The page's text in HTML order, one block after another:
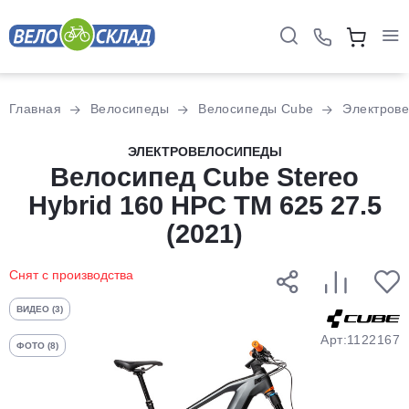
Главная Велосипеды Велосипеды Cube
ЭЛЕКТРОВЕЛОСИПЕДЫ
Велосипед Cube Stereo
Hybrid 160 HPC TM 625 27.5
(2021)
Снят с производства
ВИДЕО (3)
ФОТО (8) Арт:1122167
Разбейте
оплатуна части
без переплат
График платежей
Сегодня
25%